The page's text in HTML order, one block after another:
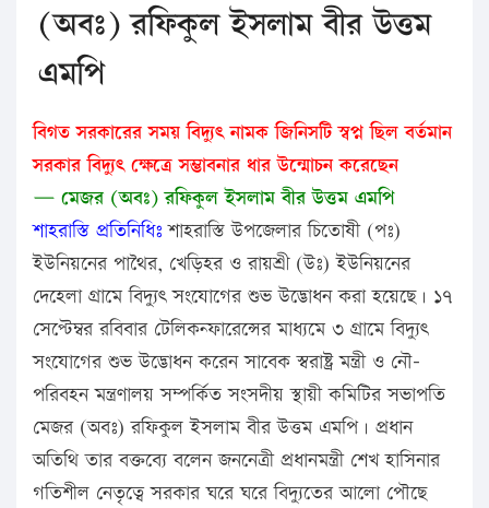
(অবঃ) রফিকুল ইসলাম বীর উত্তম
এমপি
বিগত সরকারের সময় বিদ্যুৎ নামক জিনিসটি স্বপ্ন ছিল বর্তমান
সরকার বিদ্যুৎ ক্ষেত্রে সম্ভাবনার ধার উন্মোচন করেছেন
— মেজর (অবঃ) রফিকুল ইসলাম বীর উত্তম এমপি
শাহরাস্তি প্রতিনিধিঃ শাহরাস্তি উপজেলার চিতোষী (পঃ)
ইউনিয়নের পাথৈর, খেড়িহর ও রায়শ্রী (উঃ) ইউনিয়নের
দেহেলা গ্রামে বিদ্যুৎ সংযোগের শুভ উদ্ভোধন করা হয়েছে। ১৭
সেপ্টেম্বর রবিবার টেলিকন্ফারেন্সের মাধ্যমে ৩ গ্রামে বিদ্যুৎ
সংযোগের শুভ উদ্ভোধন করেন সাবেক স্বরাষ্ট্র মন্ত্রী ও নৌ-
পরিবহন মন্ত্রণালয় সম্পর্কিত সংসদীয় স্থায়ী কমিটির সভাপতি
মেজর (অবঃ) রফিকুল ইসলাম বীর উত্তম এমপি। প্রধান
অতিথি তার বক্তব্যে বলেন জননেত্রী প্রধানমন্ত্রী শেখ হাসিনার
গতিশীল নেতৃত্বে সরকার ঘরে ঘরে বিদ্যুতের আলো পৌছে